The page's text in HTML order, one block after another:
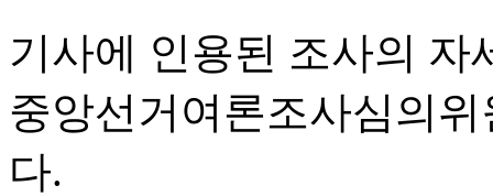
기사에 인용된 조사의
중앙선거여론조사심의
다.